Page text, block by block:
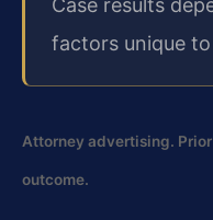
Case results
factors unique to
Attorney advertising.
outcome.